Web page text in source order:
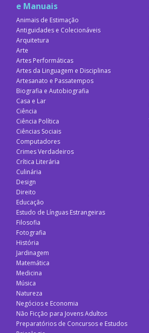
e Manuais
Animais de Estimação
Antiguidades e Colecionáveis
Arquitetura
Arte
Artes Performáticas
Artes da Linguagem e Disciplinas
Artesanato e Passatempos
Biografia e Autobiografia
Casa e Lar
Ciência
Ciência Política
Ciências Sociais
Computadores
Crimes Verdadeiros
Crítica Literária
Culinária
Design
Direito
Educação
Estudo de Línguas Estrangeiras
Filosofia
Fotografia
História
Jardinagem
Matemática
Medicina
Música
Natureza
Negócios e Economia
Não Ficção para Jovens Adultos
Preparatórios de Concursos e Estudos